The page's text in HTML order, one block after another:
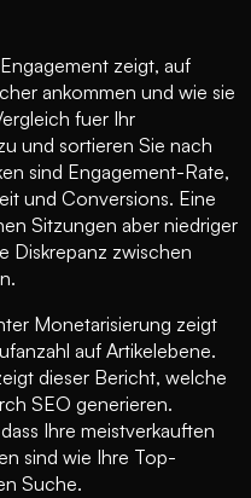
zeigt, auf
ankommen und wie sie
fuer Ihr
und sortieren Sie nach
sind Engagement-Rate,
und Conversions. Eine
Sitzungen aber niedriger
Diskrepanz zwischen
Monetarisierung zeigt
auf Artikelebene.
dieser Bericht, welche
SEO generieren.
Ihre meistverkauften
sind wie Ihre Top-
Suche.